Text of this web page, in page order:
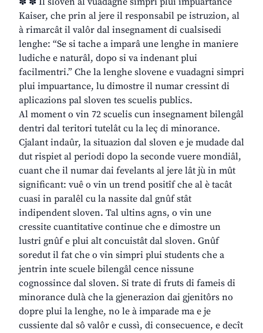
Kaiser, che prin al jere il responsabil pe istruzion, al
à rimarcât il valôr dal insegnament di cualsisedi
lenghe: “Se si tache a imparâ une lenghe in maniere
ludiche e naturâl, dopo si va indenant plui
facilmentri.” Che la lenghe slovene e vuadagni simpri
plui impuartance, lu dimostre il numar cressint di
aplicazions pal sloven tes scuelis publics.
Al moment o vin 72 scuelis cun insegnament bilengâl
dentri dal teritori tutelât cu la leç di minorance.
Cjalant indaûr, la situazion dal sloven e je mudade dal
dut rispiet al periodi dopo la seconde vuere mondiâl,
cuant che il numar dai fevelants al jere lât jù in mût
significant: vuê o vin un trend positîf che al è tacât
cuasi in paralêl cu la nassite dal gnûf stât
indipendent sloven. Tal ultins agns, o vin une
cressite cuantitative continue che e dimostre un
lustri gnûf e plui alt concuistât dal sloven. Gnûf
soredut il fat che o vin simpri plui students che a
jentrin inte scuele bilengâl cence nissune
cognossince dal sloven. Si trate di fruts di fameis di
minorance dulà che la gjenerazion dai gjenitôrs no
dopre plui la lenghe, no le à imparade ma e je
cussiente dal sô valôr e cussì, di consecuence, e decît